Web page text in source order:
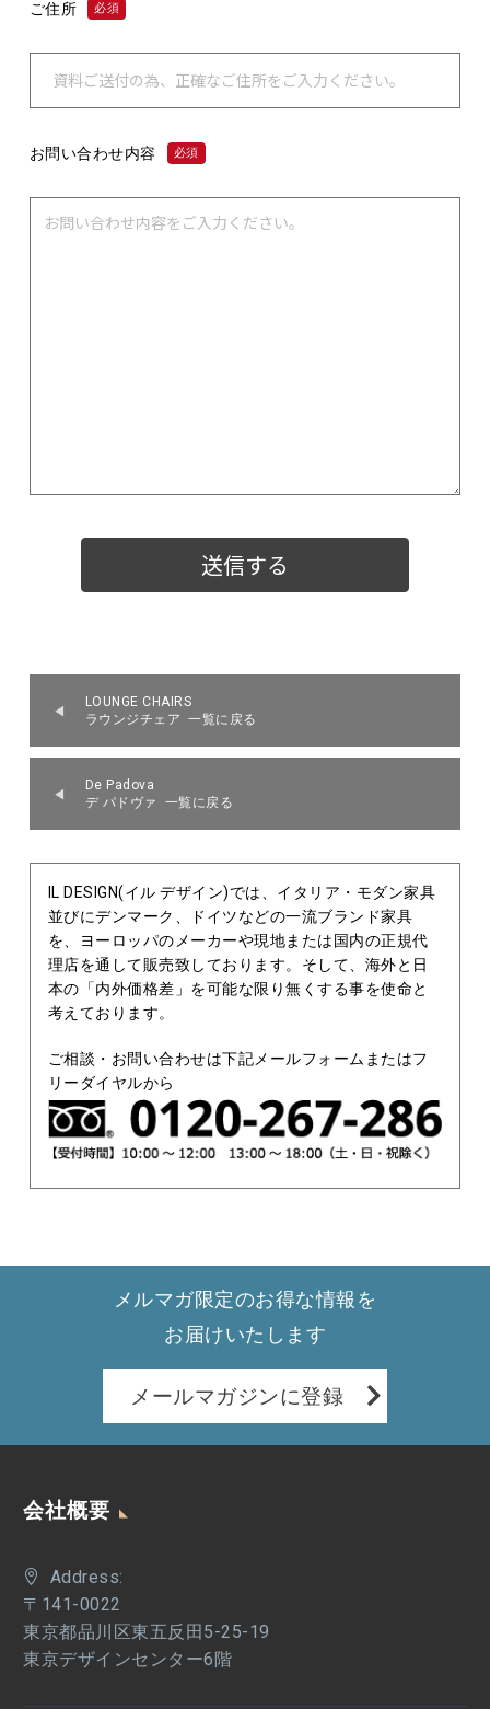
ご住所 必須
お問い合わせ内容 必須
LOUNGE CHAIRS
ラウンジチェア 一覧に戻る
De Padova
デ パドヴァ 一覧に戻る
IL DESIGN(イル デザイン)では、イタリア・モダン家具
並びにデンマーク、ドイツなどの一流ブランド家具
を、ヨーロッパのメーカーや現地または国内の正規代
理店を通して販売致しております。そして、海外と日
本の「内外価格差」を可能な限り無くする事を使命と
考えております。
ご相談・お問い合わせは下記メールフォームまたはフ
リーダイヤルから
メルマガ限定のお得な情報を
お届けいたします
メールマガジンに登録
会社概要
Address:
〒141-0022
東京都品川区東五反田5-25-19
東京デザインセンター6階